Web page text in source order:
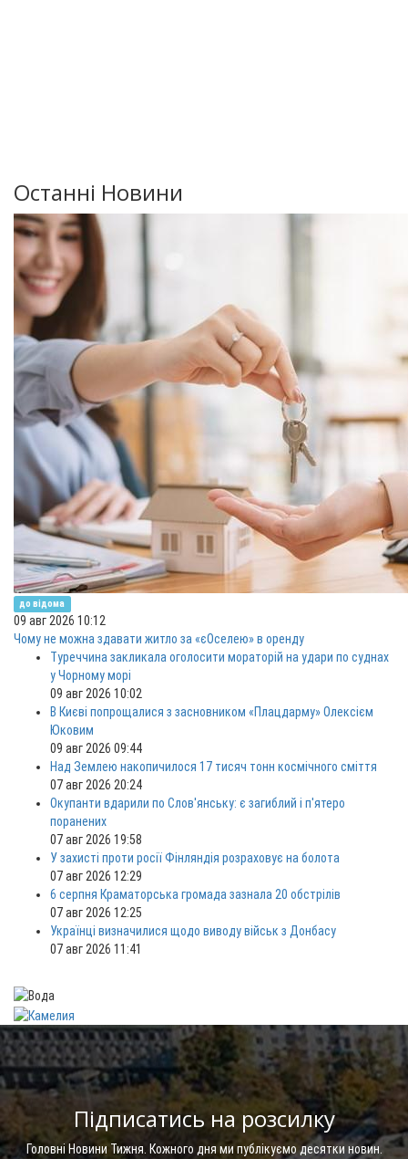
Останні Новини
до відома
09 авг 2026 10:12
Чому не можна здавати житло за «єОселею» в оренду
Туреччина закликала оголосити мораторій на удари по суднах
у Чорному морі
09 авг 2026 10:02
В Києві попрощалися з засновником «Плацдарму» Олексієм
Юковим
09 авг 2026 09:44
Над Землею накопичилося 17 тисяч тонн космічного сміття
07 авг 2026 20:24
Окупанти вдарили по Слов'янську: є загиблий і п'ятеро
поранених
07 авг 2026 19:58
У захисті проти росії Фінляндія розраховує на болота
07 авг 2026 12:29
6 серпня Краматорська громада зазнала 20 обстрілів
07 авг 2026 12:25
Українці визначилися щодо виводу військ з Донбасу
07 авг 2026 11:41
Підписатись на розсилку
Головні Новини Тижня. Кожного дня ми публікуємо десятки новин.